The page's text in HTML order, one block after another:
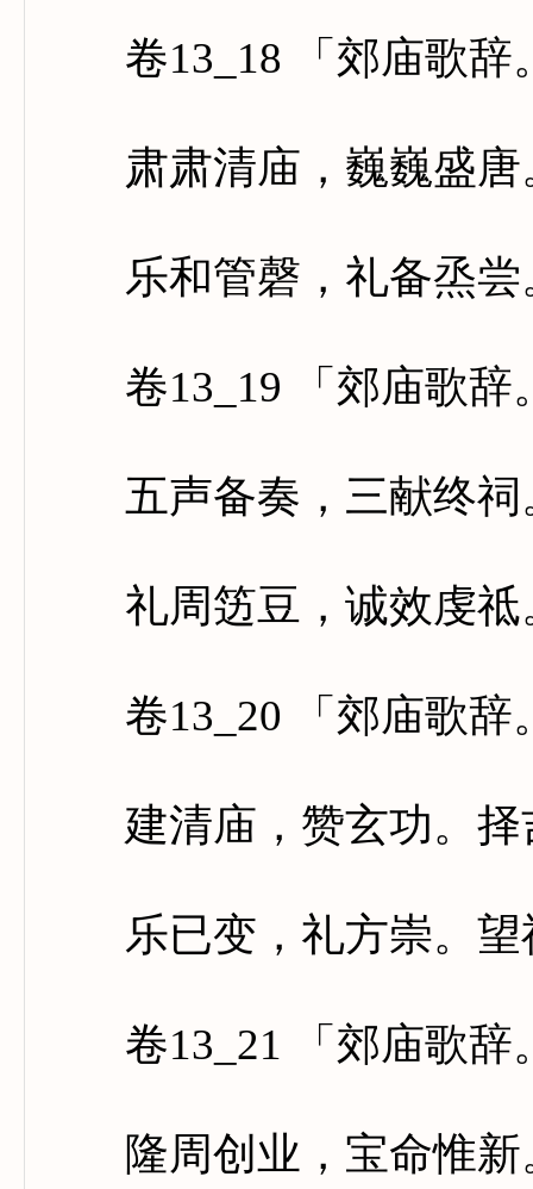
卷13_18 「郊庙歌辞
肃肃清庙，巍巍盛唐
乐和管磬，礼备烝尝
卷13_19 「郊庙歌辞
五声备奏，三献终祠
礼周笾豆，诚效虔祗
卷13_20 「郊庙歌辞
建清庙，赞玄功。择
乐已变，礼方崇。望
卷13_21 「郊庙歌辞
隆周创业，宝命惟新